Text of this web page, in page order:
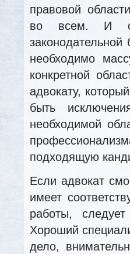
правовой
во всем. И
необходимо
конкретной
адвокату,
быть
необходимой
подходящую
Если адвокат
имеет
работы,
Хороший
дело,